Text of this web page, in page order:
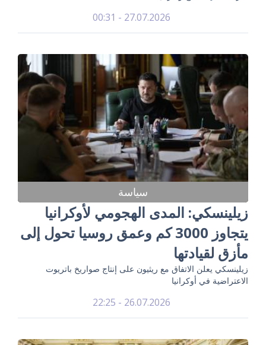
27.07.2026 - 00:31
سياسة
زيلينسكي: المدى الهجومي لأوكرانيا
يتجاوز 3000 كم وعمق روسيا تحول إلى
مأزق لقيادتها
زيلينسكي يعلن الاتفاق مع ريثيون على إنتاج صواريخ باتريوت
الاعتراضية في أوكرانيا
26.07.2026 - 22:25